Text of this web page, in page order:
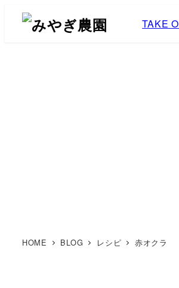
TAKE
HOME BLOG レシピ 赤オクラ